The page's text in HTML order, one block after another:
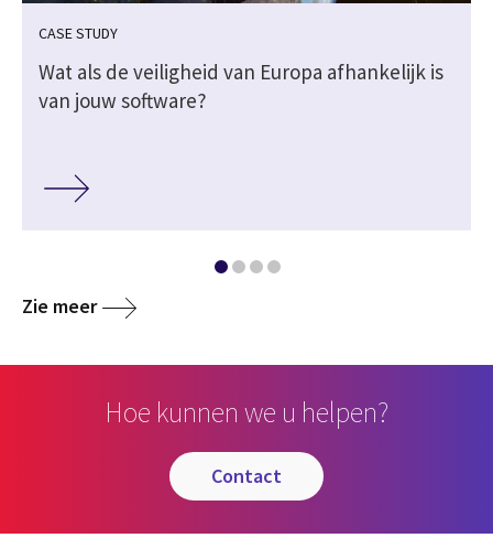
CASE STUDY
Wat als de veiligheid van Europa afhankelijk is
van jouw software?
Zie meer
Hoe kunnen we u helpen?
contact